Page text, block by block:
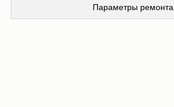
Параметры ремонта